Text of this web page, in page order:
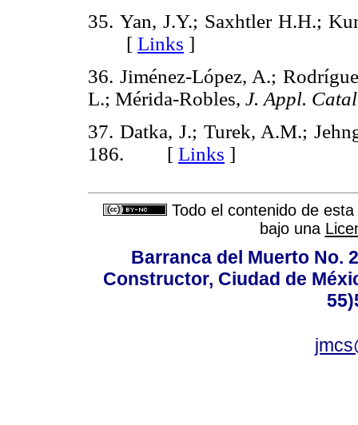
35. Yan, J.Y.; Saxhtler H.H.;
[ Links ]
36. Jiménez-López, A.;
L.; Mérida-Robles, J. Appl.
37. Datka, J.; Turek, A.M.;
186. [ Links ]
Todo el contenido de
bajo una
Barranca del Muerto No.
Constructor, Ciudad de